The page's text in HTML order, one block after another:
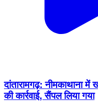
दांतारामगढ़: नीमकाथाना में
की कार्रवाई, सैंपल लिया गया